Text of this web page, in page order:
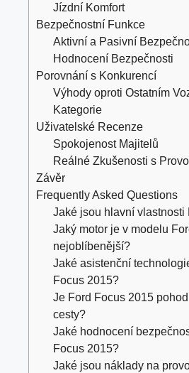
Jízdní Komfort
Bezpečnostní Funkce
Aktivní a Pasivní
Hodnocení Bezpečnosti
Porovnání s Konkurencí
Výhody oproti Ostatním
Kategorie
Uživatelské Recenze
Spokojenost Majitelů
Reálné Zkušenosti s
Závěr
Frequently Asked Questions
Jaké jsou hlavní vlastnosti
Jaký motor je v modelu
nejoblíbenější?
Jaké asistenční
Focus 2015?
Je Ford Focus 2015
cesty?
Jaké hodnocení
Focus 2015?
Jaké jsou náklady na